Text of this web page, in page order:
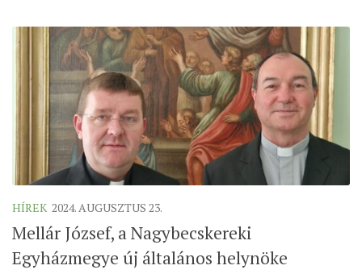
HÍREK 2024. AUGUSZTUS 23.
Mellár József, a Nagybecskereki
Egyházmegye új általános helynöke